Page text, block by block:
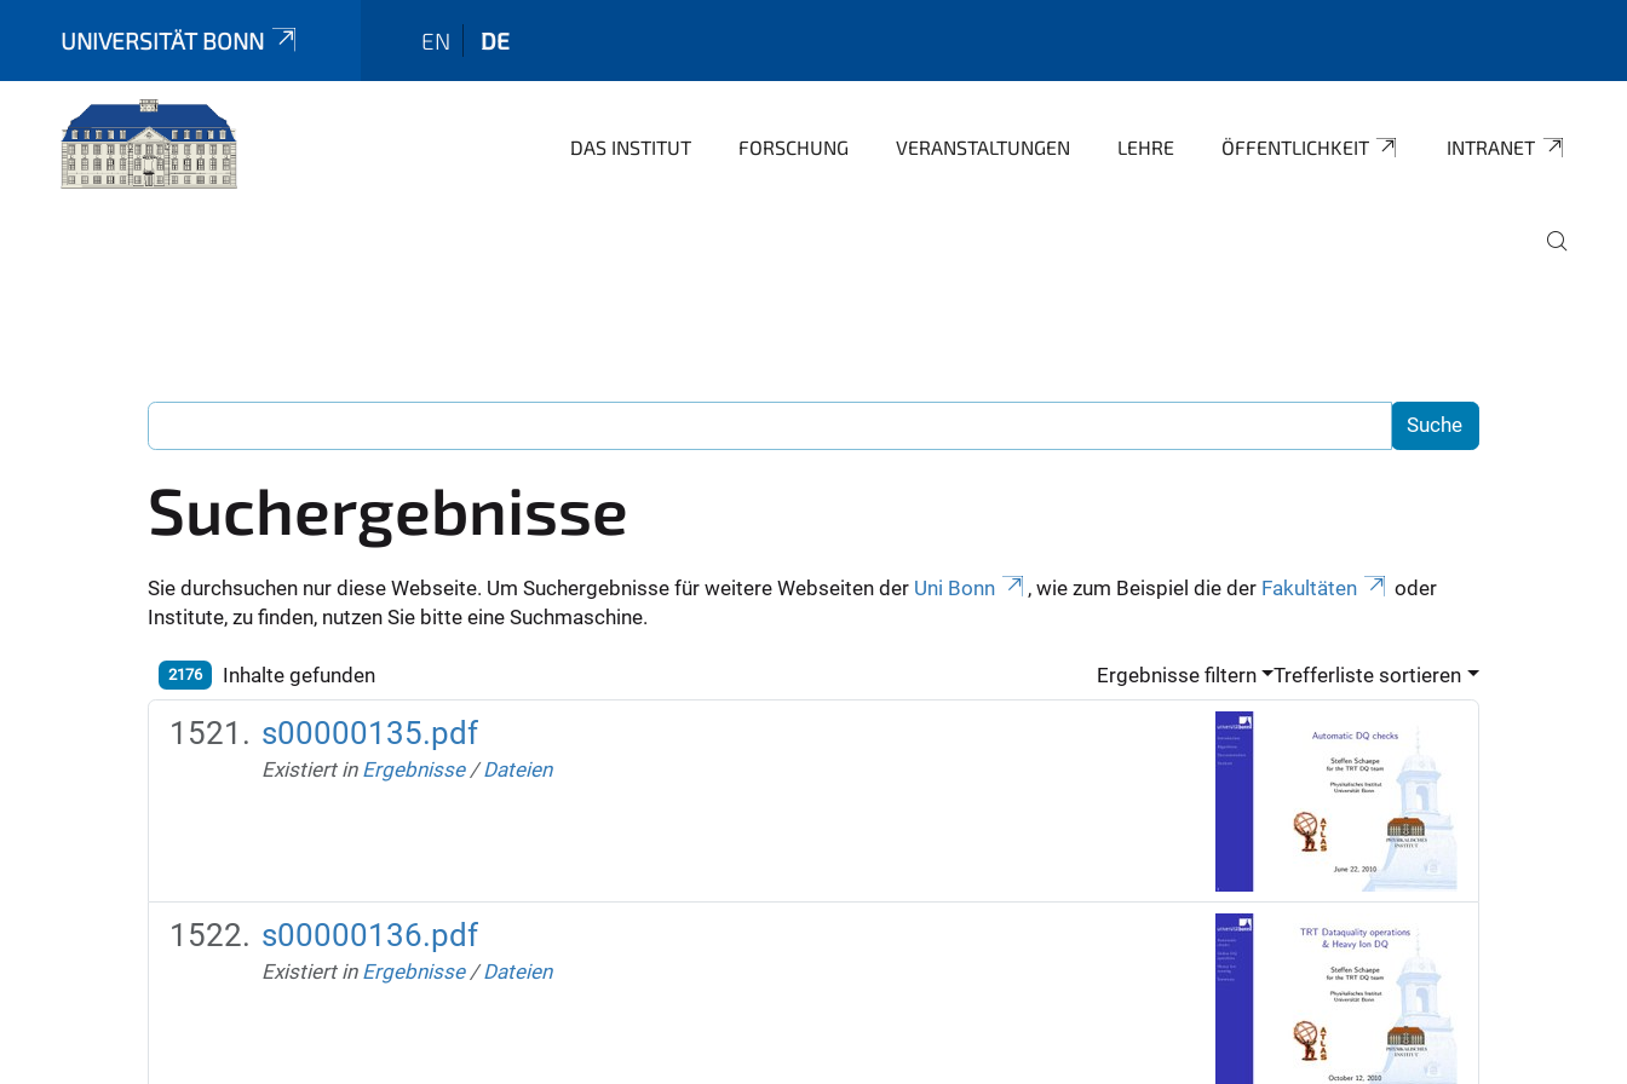
UNIVERSITÄT BONN EN DE
DAS INSTITUT FORSCHUNG VERANSTALTUNGEN LEHRE ÖFFENTLICHKEIT INTRANET
Suchergebnisse
Sie durchsuchen nur diese Webseite. Um Suchergebnisse für weitere Webseiten der Uni Bonn , wie zum Beispiel die der Fakultäten
oder
Institute, zu finden, nutzen Sie bitte eine Suchmaschine.
2176 Inhalte gefunden Ergebnisse filtern Trefferliste sortieren
s00000135.pdf
Existiert in Ergebnisse /Dateien
s00000136.pdf
Existiert in Ergebnisse /Dateien